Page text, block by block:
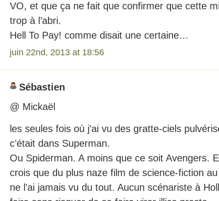
VO, et que ça ne fait que confirmer que cette
trop à l’abri.
Hell To Pay! comme disait une certaine…
juin 22nd, 2013 at 18:56
Sébastien
@ Mickaël
les seules fois où j’ai vu des gratte-ciels
c’était dans Superman.
Ou Spiderman. A moins que ce soit Avengers.
crois que du plus naze film de science-fiction
ne l’ai jamais vu du tout. Aucun scénariste à